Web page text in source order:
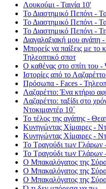
Λουκούμι - Ταινία 10'
Το Διαστημικό Πεπόνι -
Το Διαστημικό Πεπόνι -
Το Διαστημικό Πεπόνι -
Διαγαλαξιακή μου αγάπη
Μπορείς να παίξεις με
Τηλεοπτικό σποτ
Ο καθένας στο σπίτι του
Ιστορίες από το
Πρόσωπα - Faces -
Λαζαρέττο: Ένα κτήριο
Λαζαρέττο: ταξίδι στο
Ντοκιμαντέρ 10΄
Το τέλος της αγάπης -
Κυνηγώντας Χίμαιρες -
Κυνηγώντας Χίμαιρες -
Το Τραγούδι των Γλάρων
Το Τραγούδι των Γλάρων
Ο Μπακαλόγατος της
Ο Μπακαλόγατος της
Ο Μπακαλόγατος της